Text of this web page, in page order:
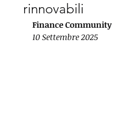
rinnovabili
Finance Community
10 Settembre 2025